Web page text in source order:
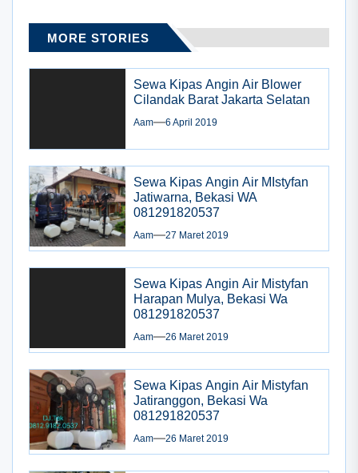
MORE STORIES
Sewa Kipas Angin Air Blower
Cilandak Barat Jakarta Selatan
Aam 6 April 2019
Sewa Kipas Angin Air MIstyfan
Jatiwarna, Bekasi WA
081291820537
Aam 27 Maret 2019
Sewa Kipas Angin Air Mistyfan
Harapan Mulya, Bekasi Wa
081291820537
Aam 26 Maret 2019
Sewa Kipas Angin Air Mistyfan
Jatiranggon, Bekasi Wa
081291820537
Aam 26 Maret 2019